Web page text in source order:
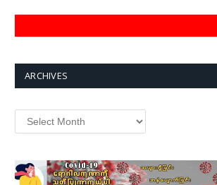
ARCHIVES
Archives